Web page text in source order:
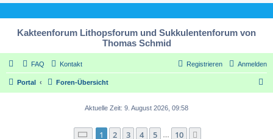
Kakteenforum Lithopsforum und Sukkulentenforum von
Thomas Schmid
FAQ Kontakt Anmelden
Registrieren
Portal Foren-Übersicht
Aktuelle Zeit: 9. August 2026, 09:58
Seite 1von 10
1 2 3 4 5 10